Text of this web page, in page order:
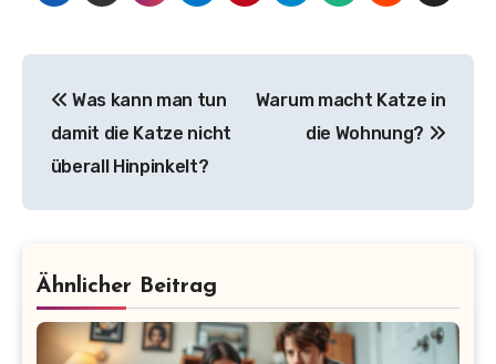
Was kann man tun
damit die Katze nicht
überall Hinpinkelt?
Warum macht Katze in
die Wohnung?
Ähnlicher Beitrag